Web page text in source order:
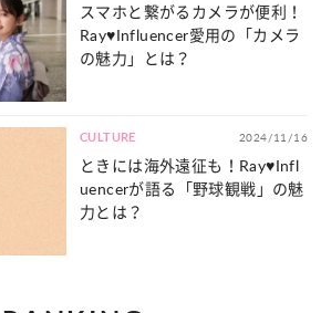
スマホと繋がるカメラが便利！
Ray♥Influencer愛用の「カメラ
の魅力」とは？
CULTURE 2024/11/16
ときには海外遠征も！Ray♥Infl
uencerが語る「野球観戦」の魅
力とは？